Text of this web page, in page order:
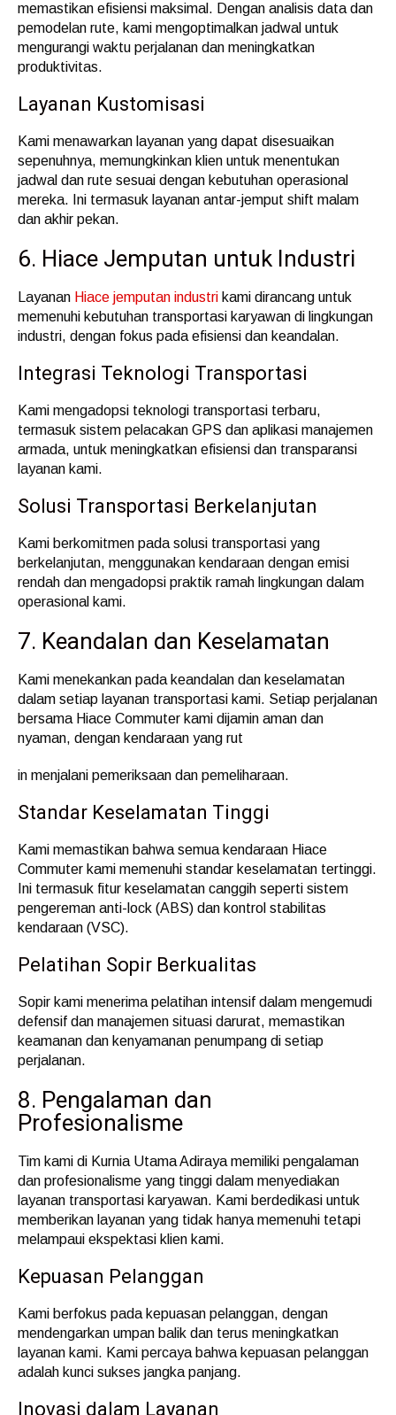
memastikan efisiensi maksimal. Dengan analisis data dan
pemodelan rute, kami mengoptimalkan jadwal untuk
mengurangi waktu perjalanan dan meningkatkan
produktivitas.
Layanan Kustomisasi
Kami menawarkan layanan yang dapat disesuaikan
sepenuhnya, memungkinkan klien untuk menentukan
jadwal dan rute sesuai dengan kebutuhan operasional
mereka. Ini termasuk layanan antar-jemput shift malam
dan akhir pekan.
6. Hiace Jemputan untuk Industri
Layanan Hiace jemputan industri kami dirancang untuk
memenuhi kebutuhan transportasi karyawan di lingkungan
industri, dengan fokus pada efisiensi dan keandalan.
Integrasi Teknologi Transportasi
Kami mengadopsi teknologi transportasi terbaru,
termasuk sistem pelacakan GPS dan aplikasi manajemen
armada, untuk meningkatkan efisiensi dan transparansi
layanan kami.
Solusi Transportasi Berkelanjutan
Kami berkomitmen pada solusi transportasi yang
berkelanjutan, menggunakan kendaraan dengan emisi
rendah dan mengadopsi praktik ramah lingkungan dalam
operasional kami.
7. Keandalan dan Keselamatan
Kami menekankan pada keandalan dan keselamatan
dalam setiap layanan transportasi kami. Setiap perjalanan
bersama Hiace Commuter kami dijamin aman dan
nyaman, dengan kendaraan yang rut
in menjalani pemeriksaan dan pemeliharaan.
Standar Keselamatan Tinggi
Kami memastikan bahwa semua kendaraan Hiace
Commuter kami memenuhi standar keselamatan tertinggi.
Ini termasuk fitur keselamatan canggih seperti sistem
pengereman anti-lock (ABS) dan kontrol stabilitas
kendaraan (VSC).
Pelatihan Sopir Berkualitas
Sopir kami menerima pelatihan intensif dalam mengemudi
defensif dan manajemen situasi darurat, memastikan
keamanan dan kenyamanan penumpang di setiap
perjalanan.
8. Pengalaman dan
Profesionalisme
Tim kami di Kurnia Utama Adiraya memiliki pengalaman
dan profesionalisme yang tinggi dalam menyediakan
layanan transportasi karyawan. Kami berdedikasi untuk
memberikan layanan yang tidak hanya memenuhi tetapi
melampaui ekspektasi klien kami.
Kepuasan Pelanggan
Kami berfokus pada kepuasan pelanggan, dengan
mendengarkan umpan balik dan terus meningkatkan
layanan kami. Kami percaya bahwa kepuasan pelanggan
adalah kunci sukses jangka panjang.
Inovasi dalam Layanan